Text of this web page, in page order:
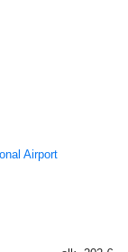
Airport